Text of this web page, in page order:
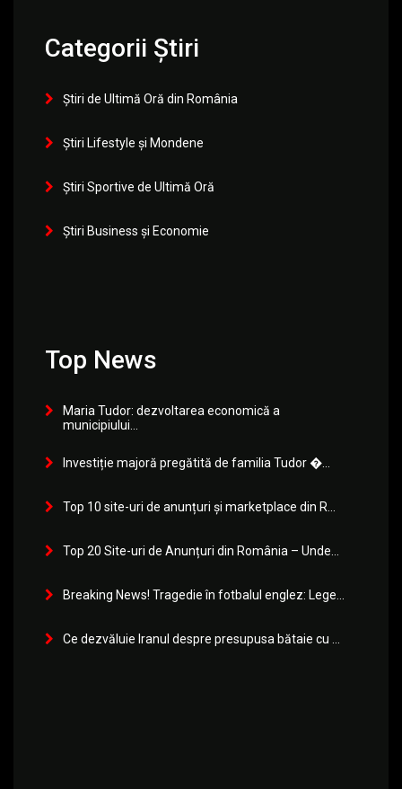
Categorii Știri
Știri de Ultimă Oră din România
Știri Lifestyle și Mondene
Știri Sportive de Ultimă Oră
Știri Business și Economie
Top News
Maria Tudor: dezvoltarea economică a
municipiului...
Investiție majoră pregătită de familia Tudor �...
Top 10 site-uri de anunțuri și marketplace din R...
Top 20 Site-uri de Anunțuri din România – Unde...
Breaking News! Tragedie în fotbalul englez: Lege...
Ce dezvăluie Iranul despre presupusa bătaie cu ...